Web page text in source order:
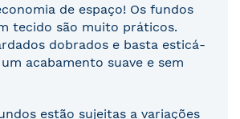
de espaço! Os fundos
tecido são muito práticos.
dobrados e basta esticá-
acabamento suave e sem
estão sujeitas a variações